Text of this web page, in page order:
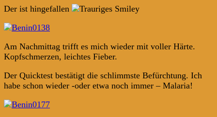
Der ist hingefallen
Am Nachmittag trifft es mich wieder mit voller Härte.
Kopfschmerzen, leichtes Fieber.
Der Quicktest bestätigt die schlimmste Befürchtung. Ich
habe schon wieder -oder etwa noch immer – Malaria!